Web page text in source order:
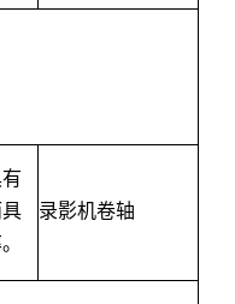
录影机卷轴